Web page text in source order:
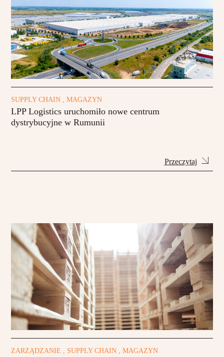
SUPPLY CHAIN , MAGAZYN
LPP Logistics uruchomiło nowe centrum
dystrybucyjne w Rumunii
Przeczytaj
ZARZĄDZANIE , SUPPLY CHAIN , MAGAZYN